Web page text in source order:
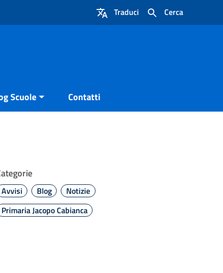
Cerca
Traduci
Scuole Contatti
Avvisi Blog
Notizie
Primaria Jacopo Cabianca